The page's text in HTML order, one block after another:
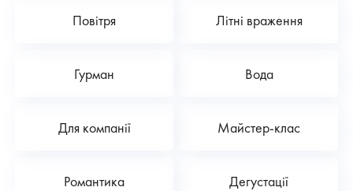
Повітря Літні враження
Гурман Вода
Для компанії Майстер-клас
Романтика Дегустації